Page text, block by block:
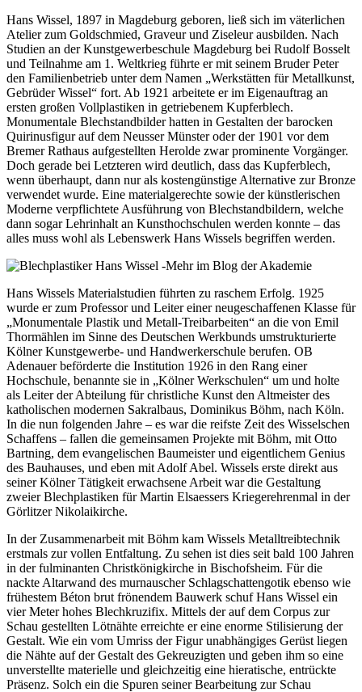
Hans Wissel, 1897 in Magdeburg geboren, ließ sich im väterlichen
Atelier zum Goldschmied, Graveur und Ziseleur ausbilden. Nach
Studien an der Kunstgewerbeschule Magdeburg bei Rudolf Bosselt
und Teilnahme am 1. Weltkrieg führte er mit seinem Bruder Peter
den Familienbetrieb unter dem Namen „Werkstätten für Metallkunst,
Gebrüder Wissel“ fort. Ab 1921 arbeitete er im Eigenauftrag an
ersten großen Vollplastiken in getriebenem Kupferblech.
Monumentale Blechstandbilder hatten in Gestalten der barocken
Quirinusfigur auf dem Neusser Münster oder der 1901 vor dem
Bremer Rathaus aufgestellten Herolde zwar prominente Vorgänger.
Doch gerade bei Letzteren wird deutlich, dass das Kupferblech,
wenn überhaupt, dann nur als kostengünstige Alternative zur Bronze
verwendet wurde. Eine materialgerechte sowie der künstlerischen
Moderne verpflichtete Ausführung von Blechstandbildern, welche
dann sogar Lehrinhalt an Kunsthochschulen werden konnte – das
alles muss wohl als Lebenswerk Hans Wissels begriffen werden.
Hans Wissels Materialstudien führten zu raschem Erfolg. 1925
wurde er zum Professor und Leiter einer neugeschaffenen Klasse für
„Monumentale Plastik und Metall-Treibarbeiten“ an die von Emil
Thormählen im Sinne des Deutschen Werkbunds umstrukturierte
Kölner Kunstgewerbe- und Handwerkerschule berufen. OB
Adenauer beförderte die Institution 1926 in den Rang einer
Hochschule, benannte sie in „Kölner Werkschulen“ um und holte
als Leiter der Abteilung für christliche Kunst den Altmeister des
katholischen modernen Sakralbaus, Dominikus Böhm, nach Köln.
In die nun folgenden Jahre – es war die reifste Zeit des Wisselschen
Schaffens – fallen die gemeinsamen Projekte mit Böhm, mit Otto
Bartning, dem evangelischen Baumeister und eigentlichem Genius
des Bauhauses, und eben mit Adolf Abel. Wissels erste direkt aus
seiner Kölner Tätigkeit erwachsene Arbeit war die Gestaltung
zweier Blechplastiken für Martin Elsaessers Kriegerehrenmal in der
Görlitzer Nikolaikirche.
In der Zusammenarbeit mit Böhm kam Wissels Metalltreibtechnik
erstmals zur vollen Entfaltung. Zu sehen ist dies seit bald 100 Jahren
in der fulminanten Christkönigkirche in Bischofsheim. Für die
nackte Altarwand des murnauscher Schlagschattengotik ebenso wie
frühestem Béton brut frönendem Bauwerk schuf Hans Wissel ein
vier Meter hohes Blechkruzifix. Mittels der auf dem Corpus zur
Schau gestellten Lötnähte erreichte er eine enorme Stilisierung der
Gestalt. Wie ein vom Umriss der Figur unabhängiges Gerüst liegen
die Nähte auf der Gestalt des Gekreuzigten und geben ihm so eine
unverstellte materielle und gleichzeitig eine hieratische, entrückte
Präsenz. Solch ein die Spuren seiner Bearbeitung zur Schau